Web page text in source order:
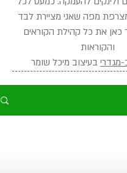
מפה שאני מציירת לבד
כאן את כל קהילת הקוראים
והקוראות
מגדרי בעיצוב מיכל שומר